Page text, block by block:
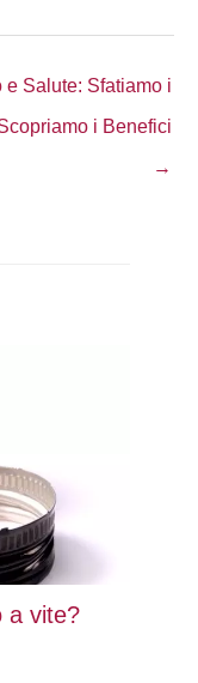
e Salute: Sfatiamo i
i Benefici
→
a vite?